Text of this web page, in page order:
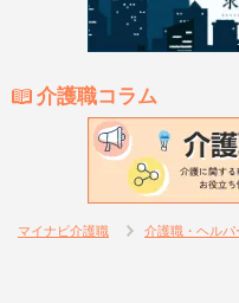
介護職コラム
マイナビ介護職 介護職・ヘルパ